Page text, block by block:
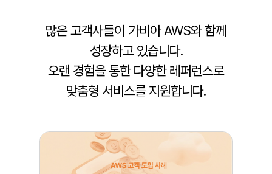
많은 고객사들이 가비아 AWS와 함께
성장하고 있습니다.
오랜 경험을 통한 다양한 레퍼런스로
맞춤형 서비스를 지원합니다.